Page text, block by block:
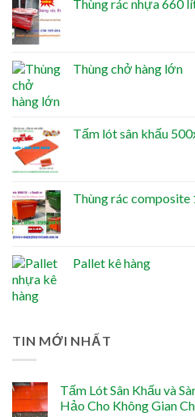
Thùng rác nhựa 660
Thùng chở hàng lớn
Tấm lót sân khấu
Thùng rác composite
Pallet kê hàng
TIN MỚI NHẤT
Tấm Lót Sân Khấu và
Hảo Cho Không Gian